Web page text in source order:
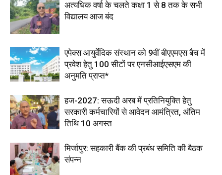
अत्यधिक वर्षा के चलते कक्षा 1 से 8 तक के सभी
विद्यालय आज बंद
एपेक्स आयुर्वेदिक संस्थान को 9वीं बीएएमएस बैच में
प्रवेश हेतु 100 सीटों पर एनसीआईएसएम की
अनुमति प्राप्त*
हज-2027: सऊदी अरब में प्रतिनियुक्ति हेतु
सरकारी कर्मचारियों से आवेदन आमंत्रित, अंतिम
तिथि 10 अगस्त
मिर्जापुर: सहकारी बैंक की प्रबंध समिति की बैठक
संपन्न